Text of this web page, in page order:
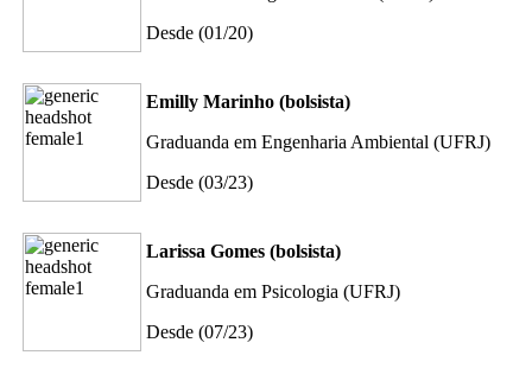
Desde (01/20)
Emilly Marinho (bolsista)
Graduanda em Engenharia Ambiental (UFRJ)
Desde (03/23)
Larissa Gomes (bolsista)
Graduanda em Psicologia (UFRJ)
Desde (07/23)